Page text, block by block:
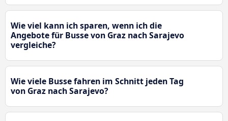
Wie viel kann ich sparen, wenn ich die
Angebote für Busse von Graz nach Sarajevo
vergleiche?
Wie viele Busse fahren im Schnitt jeden Tag
von Graz nach Sarajevo?